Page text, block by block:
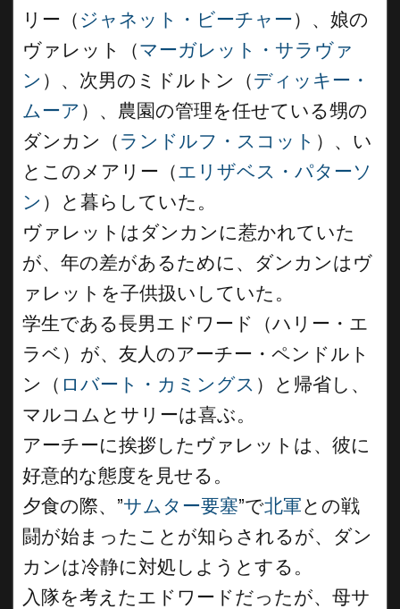
リー（ ジャネット・ビーチャー）、娘の
ヴァレット（マーガレット・サラヴァ
ン ）、次男のミドルトン（ディッキー・
ムーア ）、農園の管理を任せている甥の
ダンカン（ ランドルフ・スコット ）、い
とこのメアリー（エリザベス・パターソ
ン ）と暮らしていた。
ヴァレットはダンカンに惹かれていた
が、年の差があるために、ダンカンはヴ
ァレットを子供扱いしていた。
学生である長男エドワード（ハリー・エ
ラベ）が、友人のアーチー・ペンドルト
ン（ ロバート・カミングス ）と帰省し、
マルコムとサリーは喜ぶ。
アーチーに挨拶したヴァレットは、彼に
好意的な態度を見せる。
夕食の際、”サムター要塞”で北軍との戦
闘が始まったことが知らされるが、ダン
カンは冷静に対処しようとする。
入隊を考えたエドワードだったが、母サ